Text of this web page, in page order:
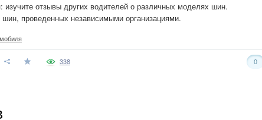
отзывы других водителей о различных моделях шин.
шин, проведенных независимыми организациями.
0
338